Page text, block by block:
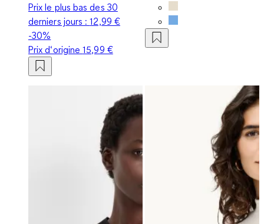
Prix le plus bas des 30
derniers jours :12,99 €
-30%
Prix d‘origine15,99 €